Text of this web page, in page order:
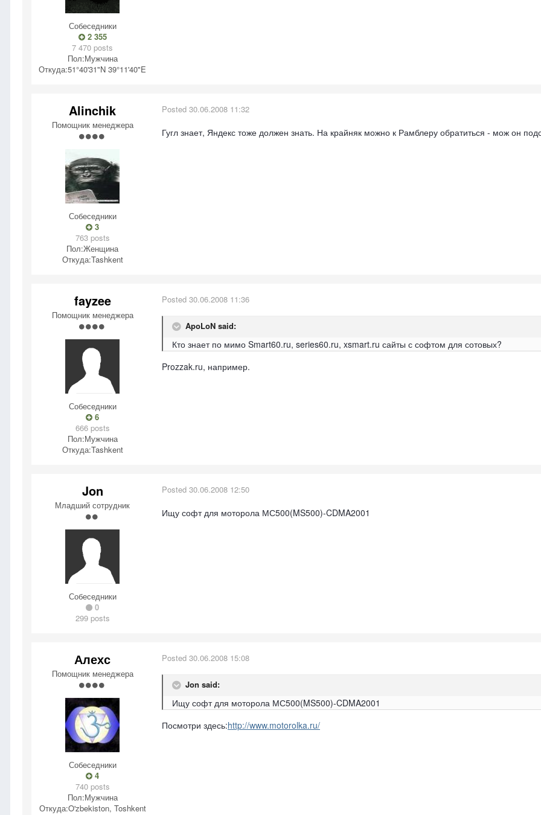
Собеседники
2 355
7 470 posts
Пол:Мужчина
Откуда:51°40'31"N 39°11'40"E
Alinchik
Помощник менеджера
Собеседники
3
763 posts
Пол:Женщина
Откуда:Tashkent
Posted 30.06.2008 11:32
Гугл знает, Яндекс тоже должен знать. На крайняк можно к Рамблеру обратиться - мож он
fayzee
Помощник менеджера
Собеседники
6
666 posts
Пол:Мужчина
Откуда:Tashkent
Posted 30.06.2008 11:36
ApoLoN said:
Кто знает по мимо Smart60.ru, series60.ru, xsmart.ru сайты с софтом для сотовых?
Prozzak.ru, например.
Jon
Младший сотрудник
Собеседники
0
299 posts
Posted 30.06.2008 12:50
Ищу софт для моторола МС500(MS500)-CDMA2001
Алехс
Помощник менеджера
Собеседники
4
740 posts
Пол:Мужчина
Откуда:O'zbekiston, Toshkent
Posted 30.06.2008 15:08
Jon said:
Ищу софт для моторола МС500(MS500)-CDMA2001
Посмотри здесь:http://www.motorolka.ru/